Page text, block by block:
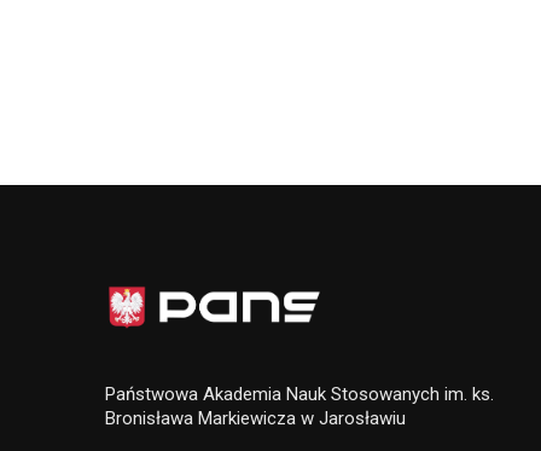
Państwowa Akademia Nauk Stosowanych im. ks.
Bronisława Markiewicza w Jarosławiu